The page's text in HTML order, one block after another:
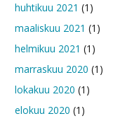
huhtikuu 2021 (1)
maaliskuu 2021 (1)
helmikuu 2021 (1)
marraskuu 2020 (1)
lokakuu 2020 (1)
elokuu 2020 (1)